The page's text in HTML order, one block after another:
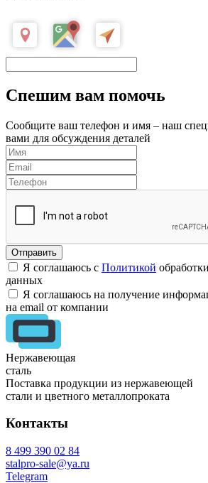
Спешим вам помочь
Сообщите ваш телефон и имя – наш
вами для обсуждения деталей
Я соглашаюсь с Политикой
данных
Я соглашаюсь на получение
на email от компании
Нержавеющая
сталь
Поставка продукции из нержавеющей
стали и цветного металлопроката
Контакты
8 499 390 02 84
stalpro-sale@ya.ru
Telegram